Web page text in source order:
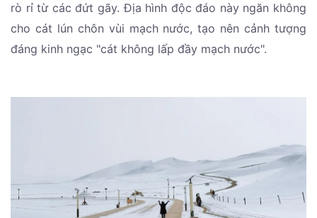
rò rỉ từ các đứt gãy. Địa hình độc đáo này ngăn không
cho cát lún chôn vùi mạch nước, tạo nên cảnh tượng
đáng kinh ngạc "cát không lấp đầy mạch nước".